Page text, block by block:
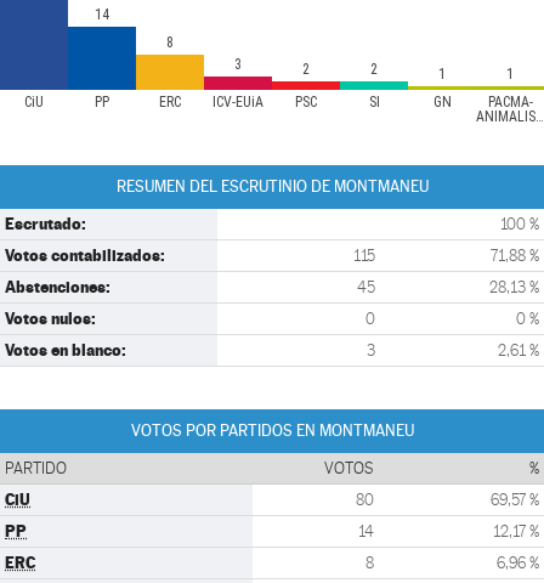
CiU PP ERC ICV-EUiA PSC SI GN
PACMA-
ANIMALISTA
14
8
3
2 2 1 1
RESUMEN DEL ESCRUTINIO DE MONTMANEU
Escrutado: 100 %
Votos contabilizados: 115 71,88 %
Abstenciones: 45 28,13 %
Votos nulos: 0 0 %
Votos en blanco: 3 2,61 %
VOTOS POR PARTIDOS EN MONTMANEU
PARTIDO VOTOS %
CiU 80 69,57 %
PP 14 12,17 %
ERC 8 6,96 %